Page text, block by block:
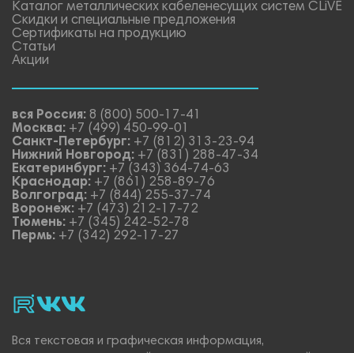
Каталог металлических кабеленесущих систем CLiVE
Скидки и специальные предложения
Сертификаты на продукцию
Статьи
Акции
вся Россия: 8 (800) 500-17-41
Москва: +7 (499) 450-99-01
Санкт-Петербург: +7 (812) 313-23-94
Нижний Новгород: +7 (831) 288-47-34
Екатеринбург: +7 (343) 364-74-63
Краснодар: +7 (861) 258-89-76
Волгоград: +7 (844) 255-37-74
Воронеж: +7 (473) 212-17-72
Тюмень: +7 (345) 242-52-78
Пермь: +7 (342) 292-17-27
rutubevk_video.
Vk.
Вся текстовая и графическая информация,